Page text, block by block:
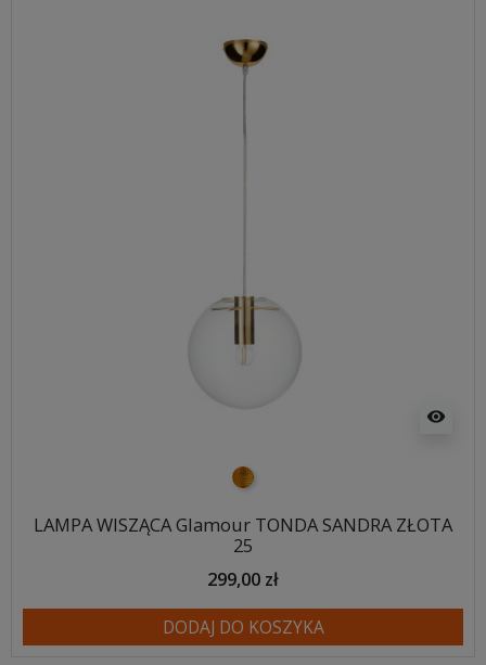
visibility
złoty
LAMPA WISZĄCA Glamour TONDA SANDRA ZŁOTA
25
299,00 zł
DODAJ DO KOSZYKA